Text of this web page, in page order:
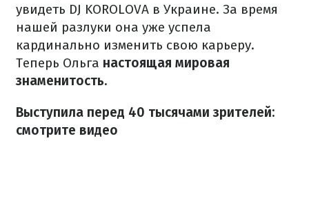
увидеть DJ KOROLOVA в Украине. За время
нашей разлуки она уже успела
кардинально изменить свою карьеру.
Теперь Ольга настоящая мировая
знаменитость.
Выступила перед 40 тысячами зрителей:
смотрите видео